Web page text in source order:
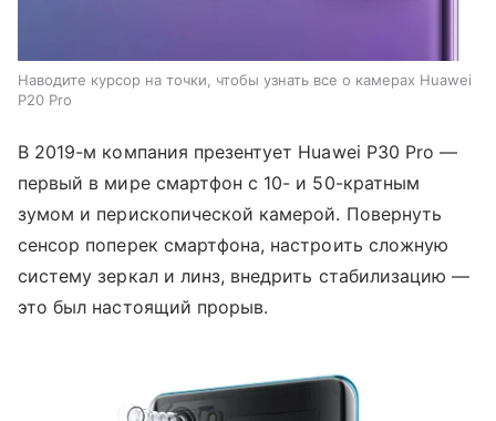
Наводите курсор на точки, чтобы узнать все о камерах Huawei
P20 Pro
В 2019-м компания презентует Huawei P30 Pro —
первый в мире смартфон с 10- и 50-кратным
зумом и перископической камерой. Повернуть
сенсор поперек смартфона, настроить сложную
систему зеркал и линз, внедрить стабилизацию —
это был настоящий прорыв.